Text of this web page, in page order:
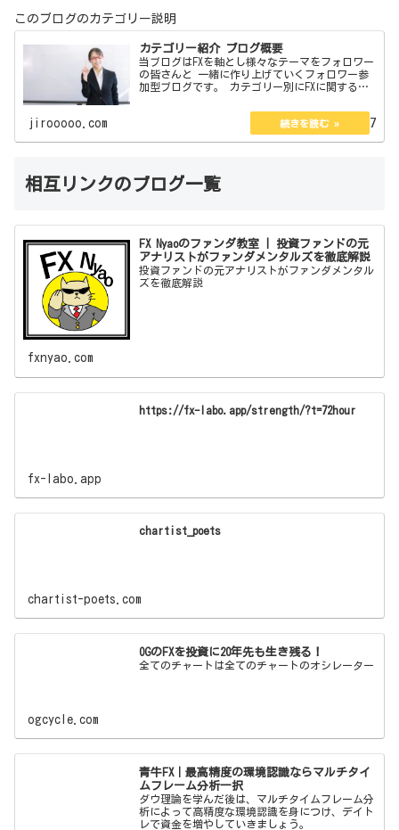
このブログのカテゴリー説明
カテゴリー紹介 ブログ概要
当ブログはFXを軸とし様々なテーマをフォロワー
の皆さんと 一緒に作り上げていくフォロワー参
加型ブログです。 カテゴリー別にFXに関するも
で読めるコラム＆エッセイがあります。 管理
jirooooo.com 2022.08.07
相互リンクのブログ一覧
FX Nyaoのファンダ教室 | 投資ファンドの元
アナリストがファンダメンタルズを徹底解説
投資ファンドの元アナリストがファンダメンタル
ズを徹底解説
fxnyao.com
https://fx-labo.app/strength/?t=72hour
fx-labo.app
chartist_poets
chartist-poets.com
OGのFXを投資に20年先も生き残る！
全てのチャートは全てのチャートのオシレーター
ogcycle.com
青牛FX｜最高精度の環境認識ならマルチタイ
ムフレーム分析一択
ダウ理論を学んだ後は、マルチタイムフレーム分
析によって高精度な環境認識を身につけ、デイト
レで資金を増やしていきましょう。